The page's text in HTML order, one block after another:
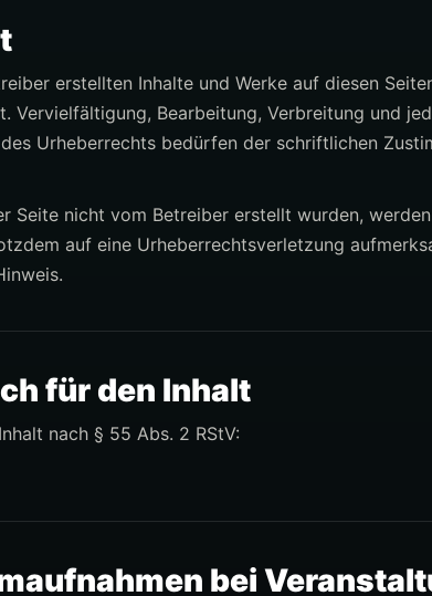
erstellten Inhalte und Werke auf diesen
Vervielfältigung, Bearbeitung, Verbreitung und
Urheberrechts bedürfen der schriftlichen
Seite nicht vom Betreiber erstellt wurden,
auf eine Urheberrechtsverletzung
für den Inhalt
nach § 55 Abs. 2 RStV:
bei